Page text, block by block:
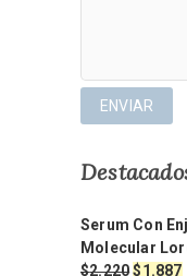
Serum Con
Molecular
$2.220El
$1.887El